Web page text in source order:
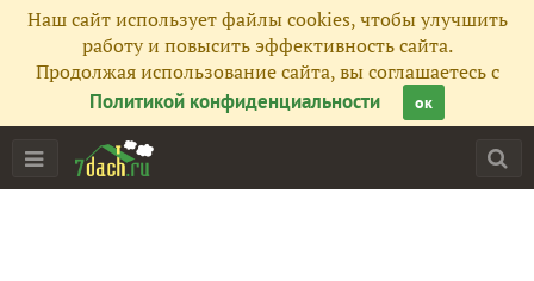
Наш сайт использует файлы cookies, чтобы улучшить
работу и повысить эффективность сайта.
Продолжая использование сайта, вы соглашаетесь с
Политикой конфиденциальности
ок